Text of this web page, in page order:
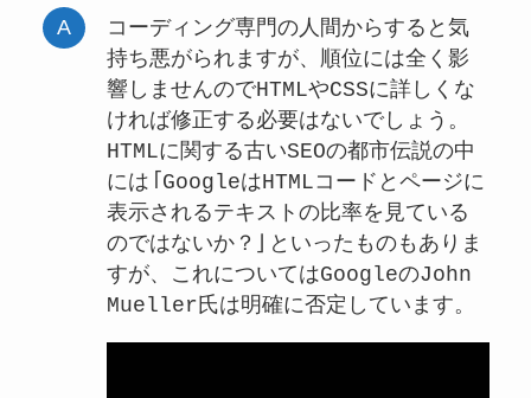
コーディング専門の人間からすると気
持ち悪がられますが、順位には全く影
響しませんのでHTMLやCSSに詳しくな
ければ修正する必要はないでしょう。
HTMLに関する古いSEOの都市伝説の中
には「GoogleはHTMLコードとページに
表示されるテキストの比率を見ている
のではないか？」といったものもありま
すが、これについてはGoogleのJohn
Mueller氏は明確に否定しています。